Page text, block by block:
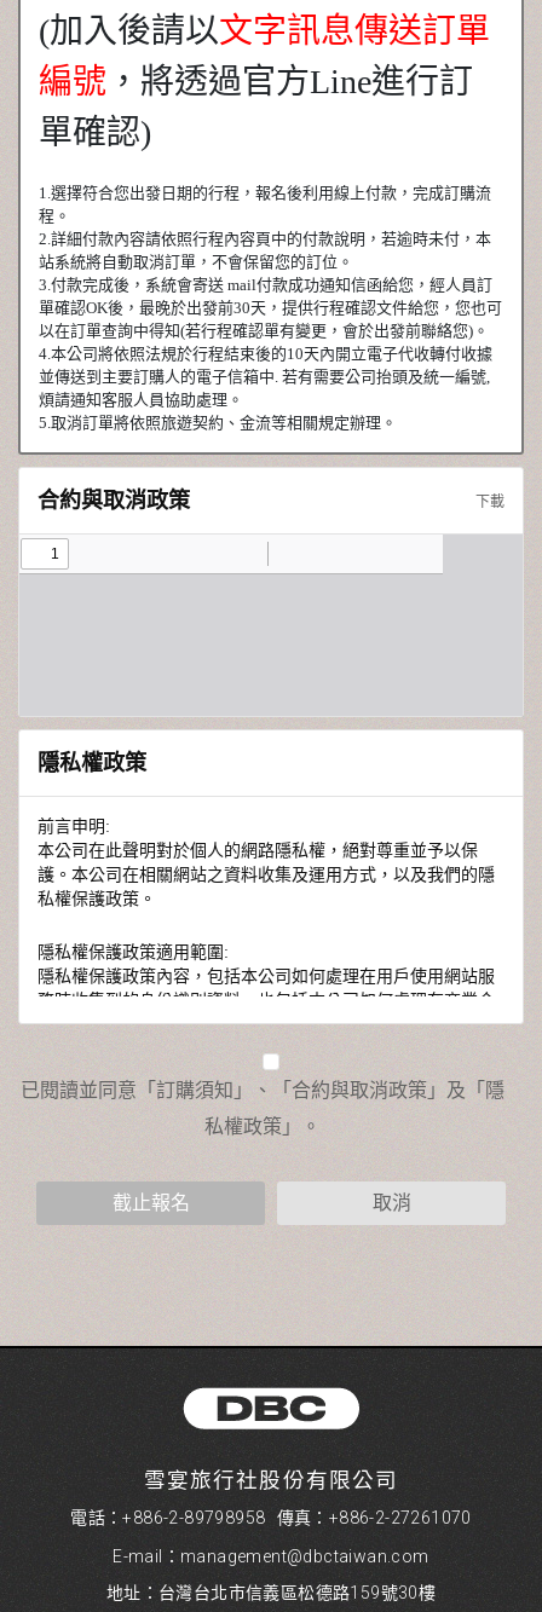
(加入後請以文字訊息傳送訂單
編號 ，將透過官方Line進行訂
單確認)
1.選擇符合您出發日期的行程，報名後利用線上付款，完成訂購流
程。
2.詳細付款內容請依照行程內容頁中的付款說明，若逾時未付，本
站系統將自動取消訂單，不會保留您的訂位。
3.付款完成後，系統會寄送 mail付款成功通知信函給您，經人員訂
單確認OK後，最晚於出發前30天，提供行程確認文件給您，您也可
以在訂單查詢中得知(若行程確認單有變更，會於出發前聯絡您)。
4.本公司將依照法規於行程結束後的10天內開立電子代收轉付收據
並傳送到主要訂購人的電子信箱中. 若有需要公司抬頭及統一編號,
煩請通知客服人員協助處理。
5.取消訂單將依照旅遊契約、金流等相關規定辦理。
合約與取消政策 下載
隱私權政策
前言申明:
本公司在此聲明對於個人的網路隱私權，絕對尊重並予以保
護。本公司在相關網站之資料收集及運用方式，以及我們的隱
私權保護政策。
隱私權保護政策適用範圍:
隱私權保護政策內容，包括本公司如何處理在用戶使用網站服
務時收集到的身份識別資料，也包括本公司如何處理在商業合
作與本公司合作時分享的任何身份識別資料。隱私權保護政策
不適用於本公司以外的公司或網站群，與非本站所僱用或管理
人員。例如您透過本公司旗下網站上的廣告廠商連結，這些置
放連結的廠商也可能蒐集您個人的資料。對於您主動提供的個
人資訊，這些廣告廠商或連結網站有其個別的隱私權保護政
策，其資料處理措施不適用於本公司隱私權保護政策。
您個人在本網站上的聊天室或討論區中任意公開個人資料的行
為，在非經加密的保護下，亦不適用於本公司隱私權保護政
資料的蒐集與使用方式:
為了在本網站提供您最佳的互動性服務，可能會請您提供相關
個人的資料，其範圍如下：
本網站在您使用服務信箱、問卷調查等互動性功能時，會保留
於一般瀏覽時，伺服器會自行記錄相關行徑，包括您使用連線
設備的 IP 位址、使用時間、使用的瀏覽器、瀏覽及點選資料記
用，決不對外公布。
為提供精確的服務，我們會將收集的問卷調查內容進行統計與
分析，分析結果之統計數據或說明文字呈現，除供內部研究
人之資料。
除非取得您的同意或其他法令之特別規定，本網站絕不會將您
截止報名 取消
雪宴旅行社股份有限公司
電話：+886-2-89798958
傳真：+886-2-27261070
E-mail：management@dbctaiwan.com
地址：台灣台北市信義區松德路159號30樓